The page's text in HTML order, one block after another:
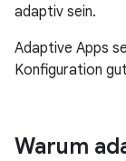
adaptiv sein.
Adaptive Apps
Konfiguration
Warum